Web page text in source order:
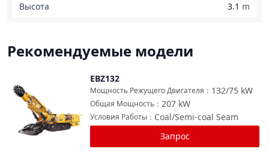
Высота 3.1 m
Рекомендуемые модели
EBZ132
132/75 kW
Мощность Режущего Двигателя ：
207 kW
Общая Мощность ：
Coal/Semi-coal Seam
Условия Работы ：
Запрос